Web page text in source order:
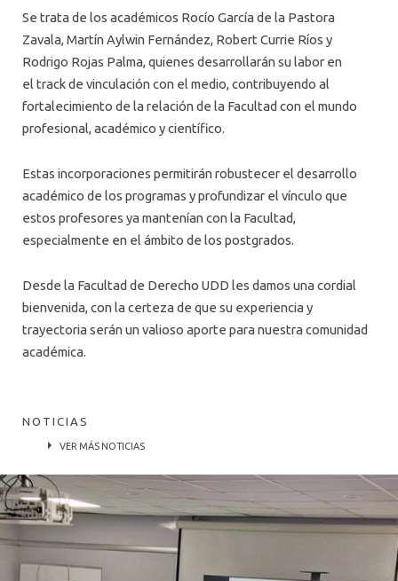
Se trata de los académicos Rocío García de la Pastora
Zavala, Martín Aylwin Fernández, Robert Currie Ríos y
Rodrigo Rojas Palma, quienes desarrollarán su labor en
el track de vinculación con el medio, contribuyendo al
fortalecimiento de la relación de la Facultad con el mundo
profesional, académico y científico.
Estas incorporaciones permitirán robustecer el desarrollo
académico de los programas y profundizar el vínculo que
estos profesores ya mantenían con la Facultad,
especialmente en el ámbito de los postgrados.
Desde la Facultad de Derecho UDD les damos una cordial
bienvenida, con la certeza de que su experiencia y
trayectoria serán un valioso aporte para nuestra comunidad
académica.
NOTICIAS
VER MÁS NOTICIAS